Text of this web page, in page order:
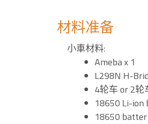
材料准备
小車材料:
Ameba x 1
L298N H-
4轮车 or 2轮
18650 Li-ion
18650